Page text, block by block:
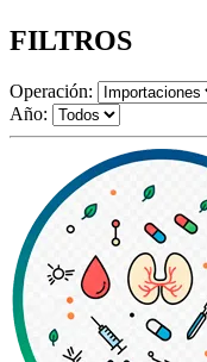
FILTROS
Operación:
Año: